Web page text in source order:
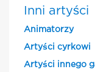
Inni artyści
Animatorzy
Artyści cyrkowi
Artyści innego